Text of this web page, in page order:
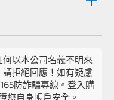
何以本公司名義不明來
拒絕回應！如有疑慮
防詐騙專線。登入購
您自身帳戶安全。